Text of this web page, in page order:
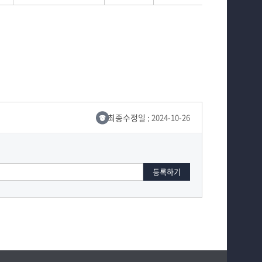
최종수정일 : 2024-10-26